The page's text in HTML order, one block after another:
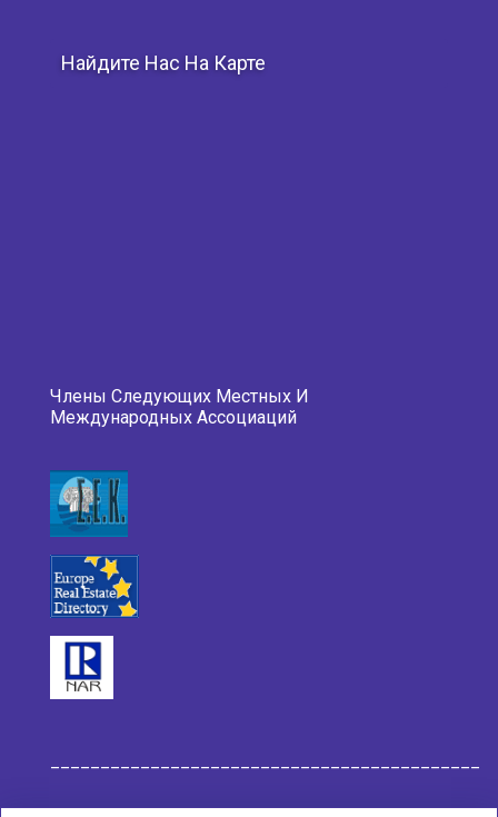
Найдите Нас На Карте
Члены Следующих Местных И
Международных Ассоциаций